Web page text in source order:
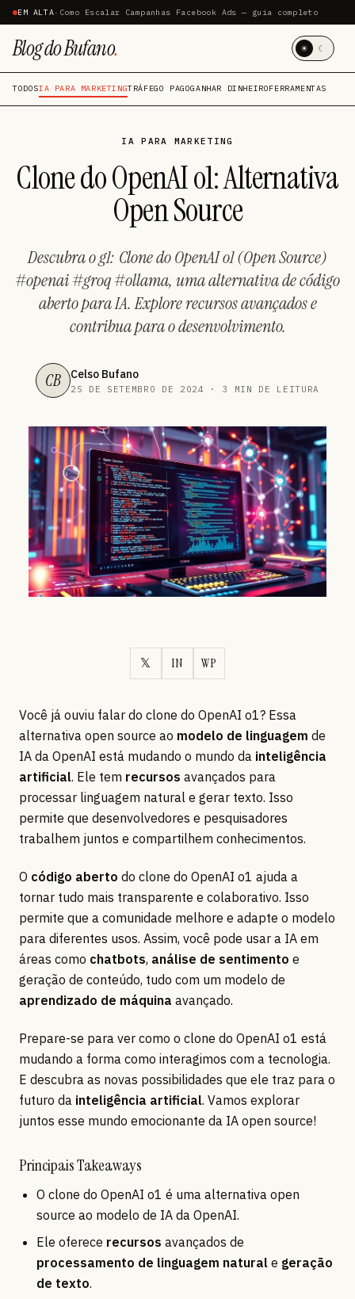
EM ALTA· Como Escalar Campanhas Facebook Ads — guia completo
Blog do Bufano. ☀ ☾
TODOSIA PARA MARKETINGTRÁFEGO PAGOGANHAR DINHEIROFERRAMENTAS
IA PARA MARKETING
Clone do OpenAI o1: Alternativa
Open Source
Descubra o g1: Clone do OpenAI o1 (Open Source)
#openai #groq #ollama, uma alternativa de código
aberto para IA. Explore recursos avançados e
contribua para o desenvolvimento.
CB Celso Bufano
25 DE SETEMBRO DE 2024 · 3 MIN DE LEITURA
𝕏 IN WP
Você já ouviu falar do clone do OpenAI o1? Essa
alternativa open source ao modelo de linguagem de
IA da OpenAI está mudando o mundo da inteligência
artificial. Ele tem recursos avançados para
processar linguagem natural e gerar texto. Isso
permite que desenvolvedores e pesquisadores
trabalhem juntos e compartilhem conhecimentos.
O código aberto do clone do OpenAI o1 ajuda a
tornar tudo mais transparente e colaborativo. Isso
permite que a comunidade melhore e adapte o modelo
para diferentes usos. Assim, você pode usar a IA em
áreas como chatbots, análise de sentimento e
geração de conteúdo, tudo com um modelo de
aprendizado de máquina avançado.
Prepare-se para ver como o clone do OpenAI o1 está
mudando a forma como interagimos com a tecnologia.
E descubra as novas possibilidades que ele traz para o
futuro da inteligência artificial. Vamos explorar
juntos esse mundo emocionante da IA open source!
Principais Takeaways
O clone do OpenAI o1 é uma alternativa open
source ao modelo de IA da OpenAI.
Ele oferece recursos avançados de
processamento de linguagem natural e geração
de texto.